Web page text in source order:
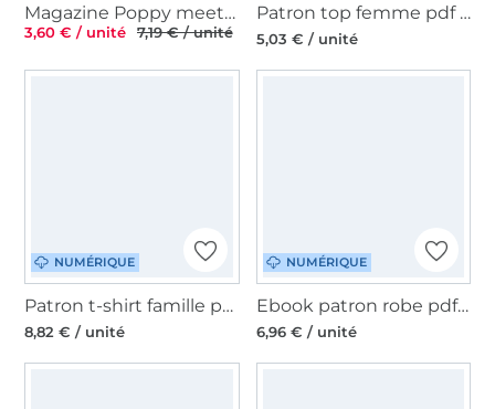
Magazine Poppy meets Pommé, Édition 24, en français
3,60 € / unité 7,19 € / unité
Patron top femme pdf Tillie Sew Simple, en allemand
5,03 € / unité
NUMÉRIQUE
Patron t-shirt famille pdf Wellenreiter Lotte & Ludwig, en allemand
8,82 € / unité
NUMÉRIQUE
Ebook patron robe pdf femme Dreamy Dress Schleiferlwerk, en allemand
6,96 € / unité